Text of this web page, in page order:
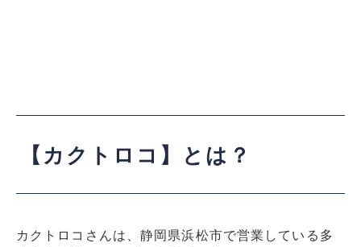
【カクトロコ】とは？
カクトロコさんは、静岡県浜松市で営業している多